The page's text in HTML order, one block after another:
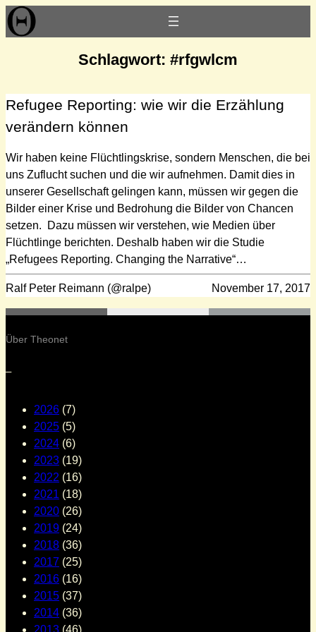
Zum
Inhalt
Schlagwort: #rfgwlcm
Refugee Reporting: wie wir die Erzählung
verändern können
Wir haben keine Flüchtlingskrise, sondern Menschen, die bei
uns Zuflucht suchen und die wir aufnehmen. Damit dies in
unserer Gesellschaft gelingen kann, müssen wir gegen die
Bilder einer Krise und Bedrohung die Bilder von Chancen
setzen. Dazu müssen wir verstehen, wie Medien über
Flüchtlinge berichten. Deshalb haben wir die Studie
„Refugees Reporting. Changing the Narrative“…
Ralf Peter Reimann (@ralpe) November 17, 2017
Über Theonet
–
2026 (7)
2025 (5)
2024 (6)
2023 (19)
2022 (16)
2021 (18)
2020 (26)
2019 (24)
2018 (36)
2017 (25)
2016 (16)
2015 (37)
2014 (36)